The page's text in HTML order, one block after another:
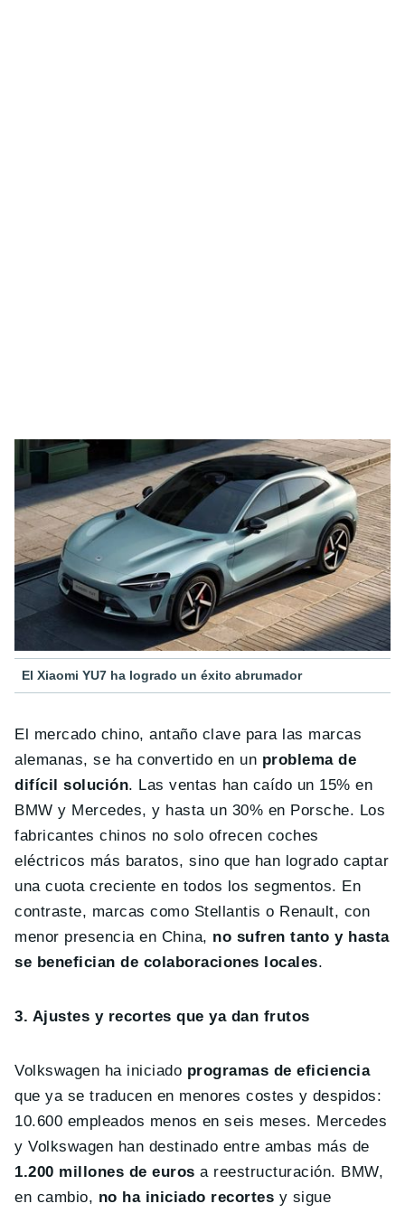
El Xiaomi YU7 ha logrado un éxito abrumador
El mercado chino, antaño clave para las marcas
alemanas, se ha convertido en un problema de
difícil solución. Las ventas han caído un 15% en
BMW y Mercedes, y hasta un 30% en Porsche. Los
fabricantes chinos no solo ofrecen coches
eléctricos más baratos, sino que han logrado captar
una cuota creciente en todos los segmentos. En
contraste, marcas como Stellantis o Renault, con
menor presencia en China, no sufren tanto y hasta
se benefician de colaboraciones locales.
3. Ajustes y recortes que ya dan frutos
Volkswagen ha iniciado programas de eficiencia
que ya se traducen en menores costes y despidos:
10.600 empleados menos en seis meses. Mercedes
y Volkswagen han destinado entre ambas más de
1.200 millones de euros a reestructuración. BMW,
en cambio, no ha iniciado recortes y sigue